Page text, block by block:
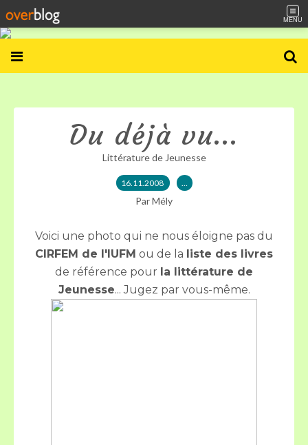
MENU
Du déjà vu...
Littérature de Jeunesse
16.11.2008 …
Par Mély
Voici une photo qui ne nous éloigne pas du
CIRFEM de l'IUFM ou de la liste des livres
de référence pour la littérature de
Jeunesse... Jugez par vous-même.